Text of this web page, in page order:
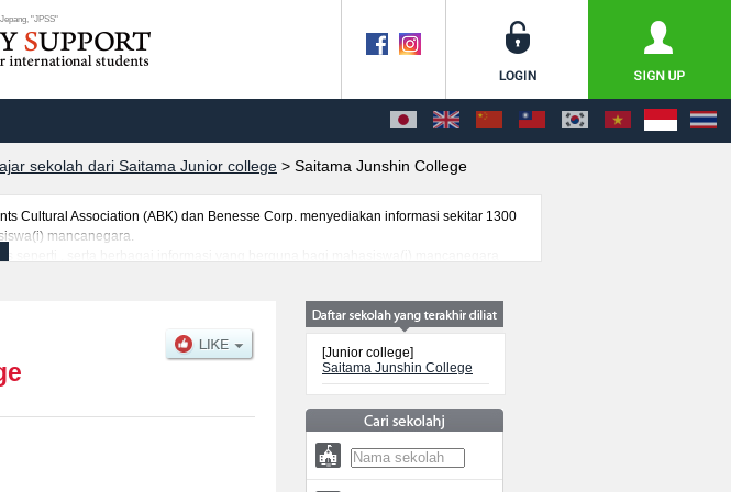
"JPSS"
sekolah dari Saitama Junior college > Saitama Junshin College
Cultural Association (ABK) dan Benesse Corp. menyediakan informasi sekitar 1300
mancanegara.
seperti , serta berbagai informasi yang berguna bagi mahasiswa(i) mancanegara
[Junior college]
Saitama Junshin College